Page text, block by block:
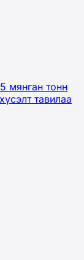
мянган тонн
тавилаа